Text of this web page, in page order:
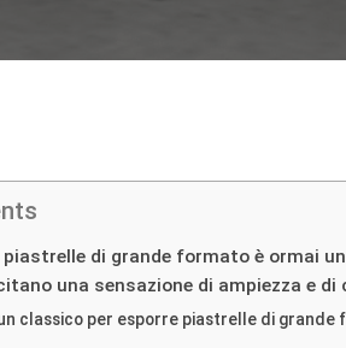
di grande formato è ormai
una sensazione di ampiezza e
classico per esporre piastrelle di grande